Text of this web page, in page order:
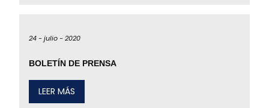
24 -julio -2020
BOLETÍN DE PRENSA
LEER MÁS